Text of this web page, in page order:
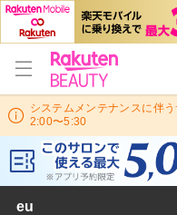
システムメンテナンスに伴
2:00〜5:30
eu